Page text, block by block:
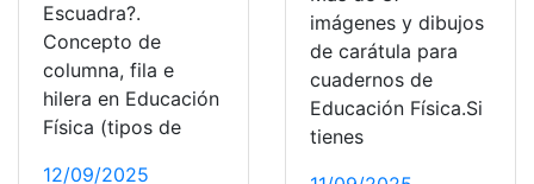
Escuadra?.
Concepto de
columna, fila e
hilera en Educación
Física (tipos de
12/09/2025
imágenes y dibujos
de carátula para
cuadernos de
Educación Física.Si
tienes